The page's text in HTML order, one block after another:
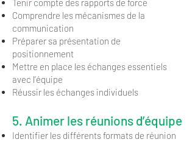
Tenir compte des rapports de force
Comprendre les mécanismes de la
communication
Préparer sa présentation de
positionnement
Mettre en place les échanges essentiels
avec l’équipe
Réussir les échanges individuels
5. Animer les réunions d’équipe
Identifier les différents formats de réunion